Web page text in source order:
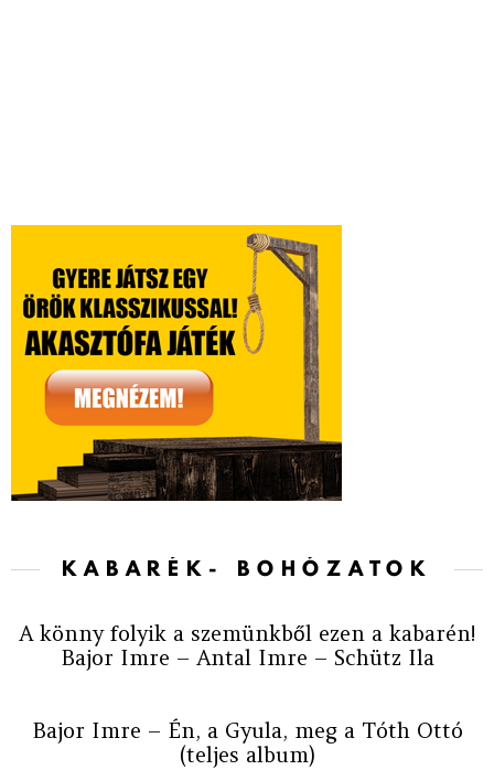
KABARÉK- BOHÓZATOK
A könny folyik a szemünkből ezen a kabarén!
Bajor Imre – Antal Imre – Schütz Ila
Bajor Imre – Én, a Gyula, meg a Tóth Ottó
(teljes album)